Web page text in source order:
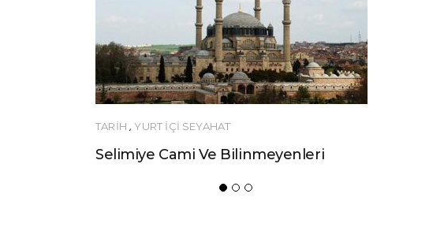
YURT İÇİ SEYAHAT
Selimiye Cami Ve Bilinmeyenleri
Urfa’nın Birbirinden